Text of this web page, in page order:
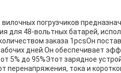
погрузчиков
для 48-вольтных батарей,
заказа 1pcsОн
дней.Он обеспечивает
5% до 95%Этот зарядное
тока и